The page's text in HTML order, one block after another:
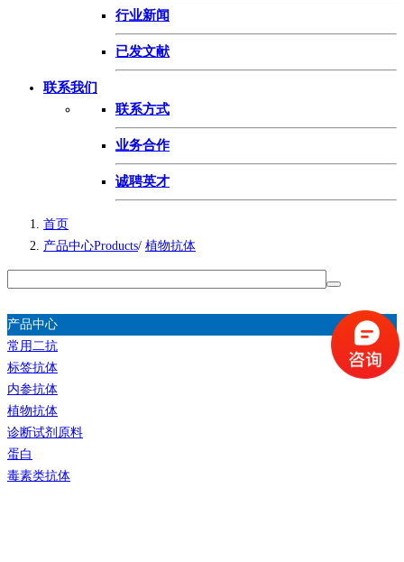
行业新闻
已发文献
联系我们
联系方式
业务合作
诚聘英才
首页
产品中心Products/ 植物抗体
产品中心
常用二抗
标签抗体
内参抗体
植物抗体
诊断试剂原料
蛋白
毒素类抗体